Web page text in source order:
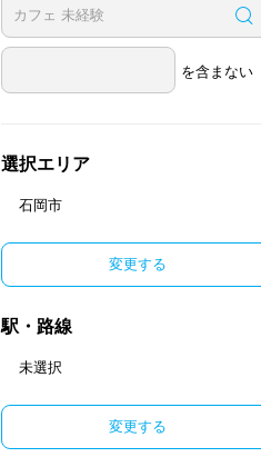
を含まない
選択エリア
石岡市
変更する
駅・路線
未選択
変更する